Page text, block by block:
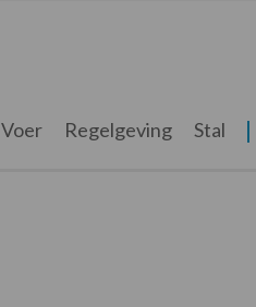
Voer Regelgeving Stal